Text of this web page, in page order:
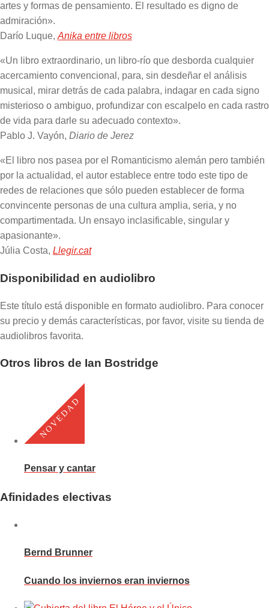
artes y formas de pensamiento. El resultado es digno de
admiración».
Darío Luque, Anika entre libros
«Un libro extraordinario, un libro-río que desborda cualquier
acercamiento convencional, para, sin desdeñar el análisis
musical, mirar detrás de cada palabra, indagar en cada signo
misterioso o ambiguo, profundizar con escalpelo en cada rastro
de vida para darle su adecuado contexto».
Pablo J. Vayón, Diario de Jerez
«El libro nos pasea por el Romanticismo alemán pero también
por la actualidad, el autor establece entre todo este tipo de
redes de relaciones que sólo pueden establecer de forma
convincente personas de una cultura amplia, seria, y no
compartimentada. Un ensayo inclasificable, singular y
apasionante».
Júlia Costa, Llegir.cat
Disponibilidad en audiolibro
Este título está disponible en formato audiolibro. Para conocer
su precio y demás características, por favor, visite su tienda de
audiolibros favorita.
Otros libros de Ian Bostridge
Pensar y cantar
Afinidades electivas
Bernd Brunner
Cuando los inviernos eran inviernos